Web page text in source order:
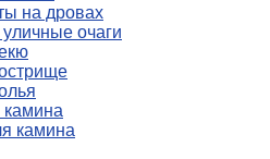
на дровах
очаги
камина
камина